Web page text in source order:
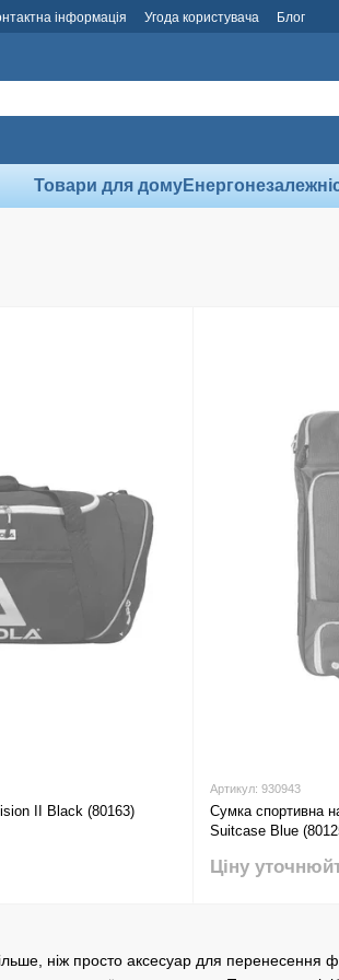
інформація Угода користувача Блог
Товари для дому
ніж просто аксесуар для перенесення
II Black (80163)
Артикул: 930943
Сумка спортивна
Suitcase Blue
Ціну